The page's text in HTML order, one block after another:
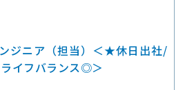
ンジニア（担当）＜★休日出社/
イフバランス◎＞